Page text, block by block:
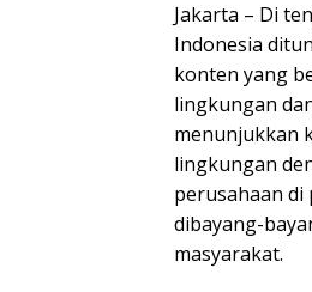
Jakarta – Di
Indonesia
konten yang
lingkungan
menunjukkan
lingkungan
perusahaan di
dibayang-
masyarakat.